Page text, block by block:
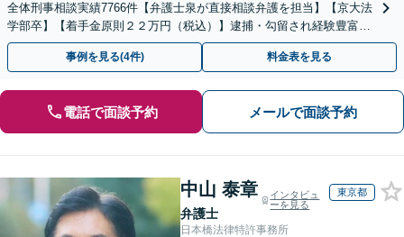
全体刑事相談実績7766件【弁護士泉が直接相談弁護を担当】【京大法
学部卒】【着手金原則２２万円（税込）】逮捕・勾留され経験豊富な
弁護士をお探しの方は弁護士泉にご相談ください。
事例を見る(4件) 料金表を見る
電話で面談予約 メールで面談予約
中山 泰章
弁護士
インタビュ
ーを見る
東京都
日本橋法律特許事務所